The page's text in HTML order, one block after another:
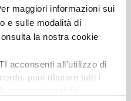
maggiori informazioni sui
e sulle modalità di
la nostra cookie
acconsenti all’utilizzo di
puoi rifiutare tutti i